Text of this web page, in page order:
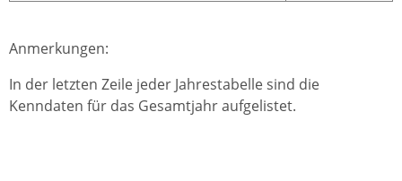
Anmerkungen:
In der letzten Zeile jeder Jahrestabelle sind die
Kenndaten für das Gesamtjahr aufgelistet.